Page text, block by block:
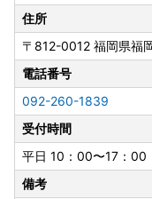
夏季休業日
8月13日（木）～8月
---------------------
事務所移転に伴う休
8月24日（月）・8月
※寄附申込は上記期
◆お問い合わせは窓
◆返礼品の発送につ
住所
〒812-0012 福岡県福
電話番号
092-260-1839
受付時間
平日 10：00〜17：00
備考